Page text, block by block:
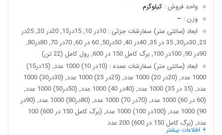
واحد فروش : کیلوگرم
وزن :
–
ابعاد (سانتی متر) سفارشات جزئی
: 10در 10, 15در15, 20در 20, 25در
25, 30در30, 35 در 35, 40در 40, 50در50, 60 در 60, 70در 70, 80در80,
90در 90, 100در 100, برگ کامل 150 در 600, رول کامل (22 تن)
ابعاد (سانتی متر) سفارشات عمده
: (10در 10) 1000 عدد, (15در15)
1000 عدد, (20در 20) 1000 عدد, (25در 25) 1000 عدد, (30در30) 1000
عدد, (35 در 35) 1000 عدد, (40در 40) 1000 عدد, (50در50) 1000 عدد,
(60 در 60) 1000 عدد, (70در 70) 1000 عدد, (80در80) 1000 عدد, (90در
90) 1000 عدد, (100در 100) 1000 عدد, (برگ کامل 150 در 600) 100
عدد, (برگ کامل 150 در 600) 200 عدد
+ اطلاعات بیشتر